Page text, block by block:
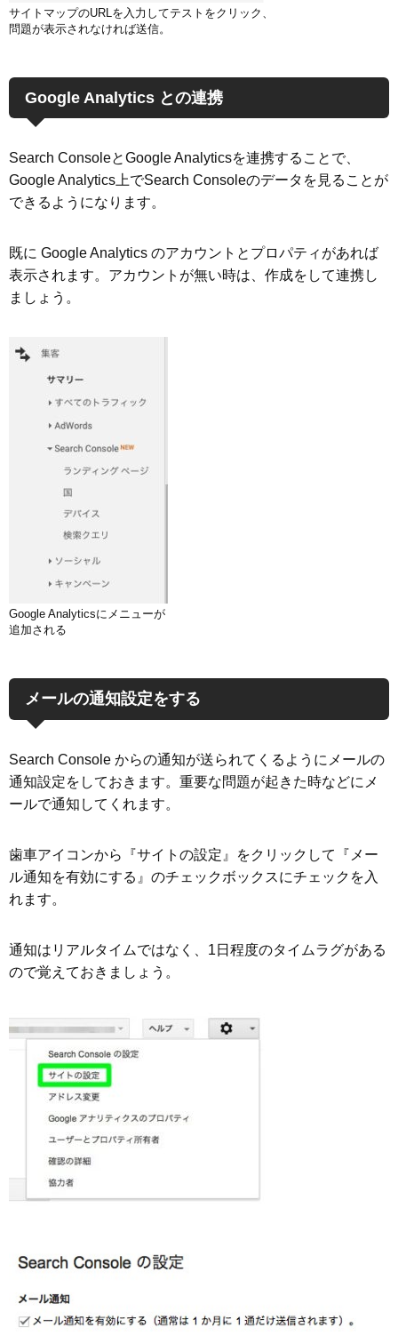
サイトマップのURLを入力してテストをクリック、
問題が表示されなければ送信。
Google Analytics との連携
Search ConsoleとGoogle Analyticsを連携することで、
Google Analytics上でSearch Consoleのデータを見ることが
できるようになります。
既に Google Analytics のアカウントとプロパティがあれば
表示されます。アカウントが無い時は、作成をして連携し
ましょう。
Google Analyticsにメニューが
追加される
メールの通知設定をする
Search Console からの通知が送られてくるようにメールの
通知設定をしておきます。重要な問題が起きた時などにメ
ールで通知してくれます。
歯車アイコンから『サイトの設定』をクリックして『メー
ル通知を有効にする』のチェックボックスにチェックを入
れます。
通知はリアルタイムではなく、1日程度のタイムラグがある
ので覚えておきましょう。